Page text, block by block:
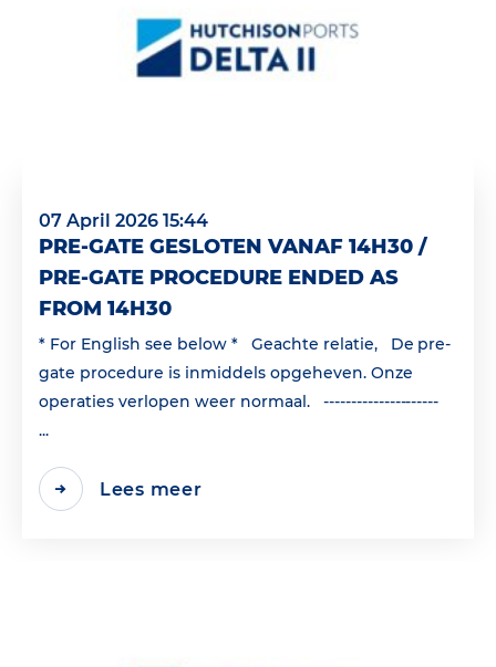
07 April 2026 15:44
PRE-GATE GESLOTEN VANAF 14H30 /
PRE-GATE PROCEDURE ENDED AS
FROM 14H30
* For English see below * Geachte relatie, De pre-
gate procedure is inmiddels opgeheven. Onze
operaties verlopen weer normaal. ---------------------
...
Lees meer